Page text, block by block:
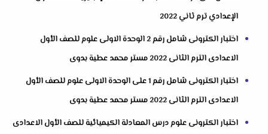
الإعدادي ترم ثاني 2022
اختبار الكترونى شامل رقم 2 الوحدة الاولى علوم للصف الأول
الاعدادى الترم الثانى 2022 مستر محمد عطية بدوى
اختبار الكترونى شامل رقم 1 على الوحدة الاولى علوم للصف الأول
الاعدادى الترم الثانى 2022 مستر محمد عطية بدوى
اختبار الكترونى علوم درس المعادلة الكيميائية للصف الأول الاعدادى